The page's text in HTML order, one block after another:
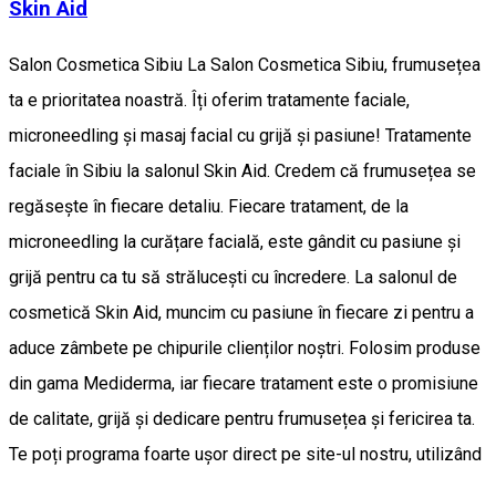
Skin Aid
Salon Cosmetica Sibiu La Salon Cosmetica Sibiu, frumusețea
ta e prioritatea noastră. Îți oferim tratamente faciale,
microneedling și masaj facial cu grijă și pasiune! Tratamente
faciale în Sibiu la salonul Skin Aid. Credem că frumusețea se
regăsește în fiecare detaliu. Fiecare tratament, de la
microneedling la curățare facială, este gândit cu pasiune și
grijă pentru ca tu să strălucești cu încredere. La salonul de
cosmetică Skin Aid, muncim cu pasiune în fiecare zi pentru a
aduce zâmbete pe chipurile clienților noștri. Folosim produse
din gama Mediderma, iar fiecare tratament este o promisiune
de calitate, grijă și dedicare pentru frumusețea și fericirea ta.
Te poți programa foarte ușor direct pe site-ul nostru, utilizând